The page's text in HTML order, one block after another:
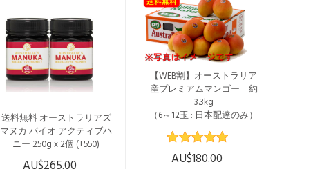
送料無料 オーストラリアズ
マヌカ バイオ アクティブハ
ニー 250g x 2個 (+550)
こちらの商品は日本国内発
【WEB割】オーストラリア
産プレミアムマンゴー 約
3.3kg
（6～12玉 : 日本配達のみ）
※2025年度の受付は12月10
日(水)までで終了となってお
ります※ WEBからのお申込
AU$180.00